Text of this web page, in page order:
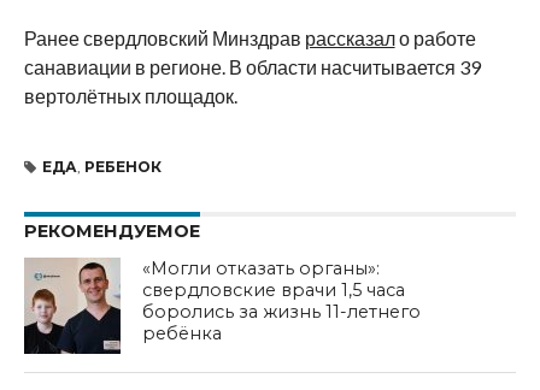
Ранее свердловский Минздрав рассказало работе
санавиации в регионе. В области насчитывается 39
вертолётных площадок.
ЕДА, РЕБЕНОК
РЕКОМЕНДУЕМОЕ
«Могли отказать органы»:
свердловские врачи 1,5 часа
боролись за жизнь 11-летнего
ребёнка